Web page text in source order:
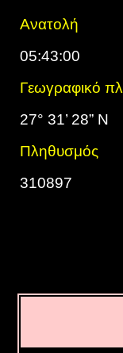
Ανατολή
05:43:00
Γεωγραφικό
27° 31’ 28” N
Πληθυσμός
310897